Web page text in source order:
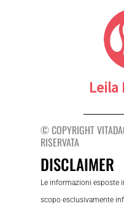
Leila
© COPYRIGHT
RISERVATA
DISCLAIMER
Le informazioni esposte
scopo esclusivamente